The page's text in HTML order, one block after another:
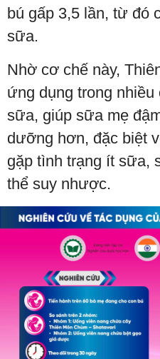
bú gấp 3,5 lần, từ đó
sữa.
Nhờ cơ chế này,
ứng dụng trong
sữa, giúp sữa mẹ
dưỡng hơn, đặc biệt
gặp tình trạng ít sữa,
thể suy nhược.